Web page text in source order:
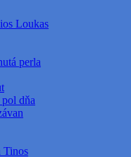
Loukas
perla
dňa
Tinos